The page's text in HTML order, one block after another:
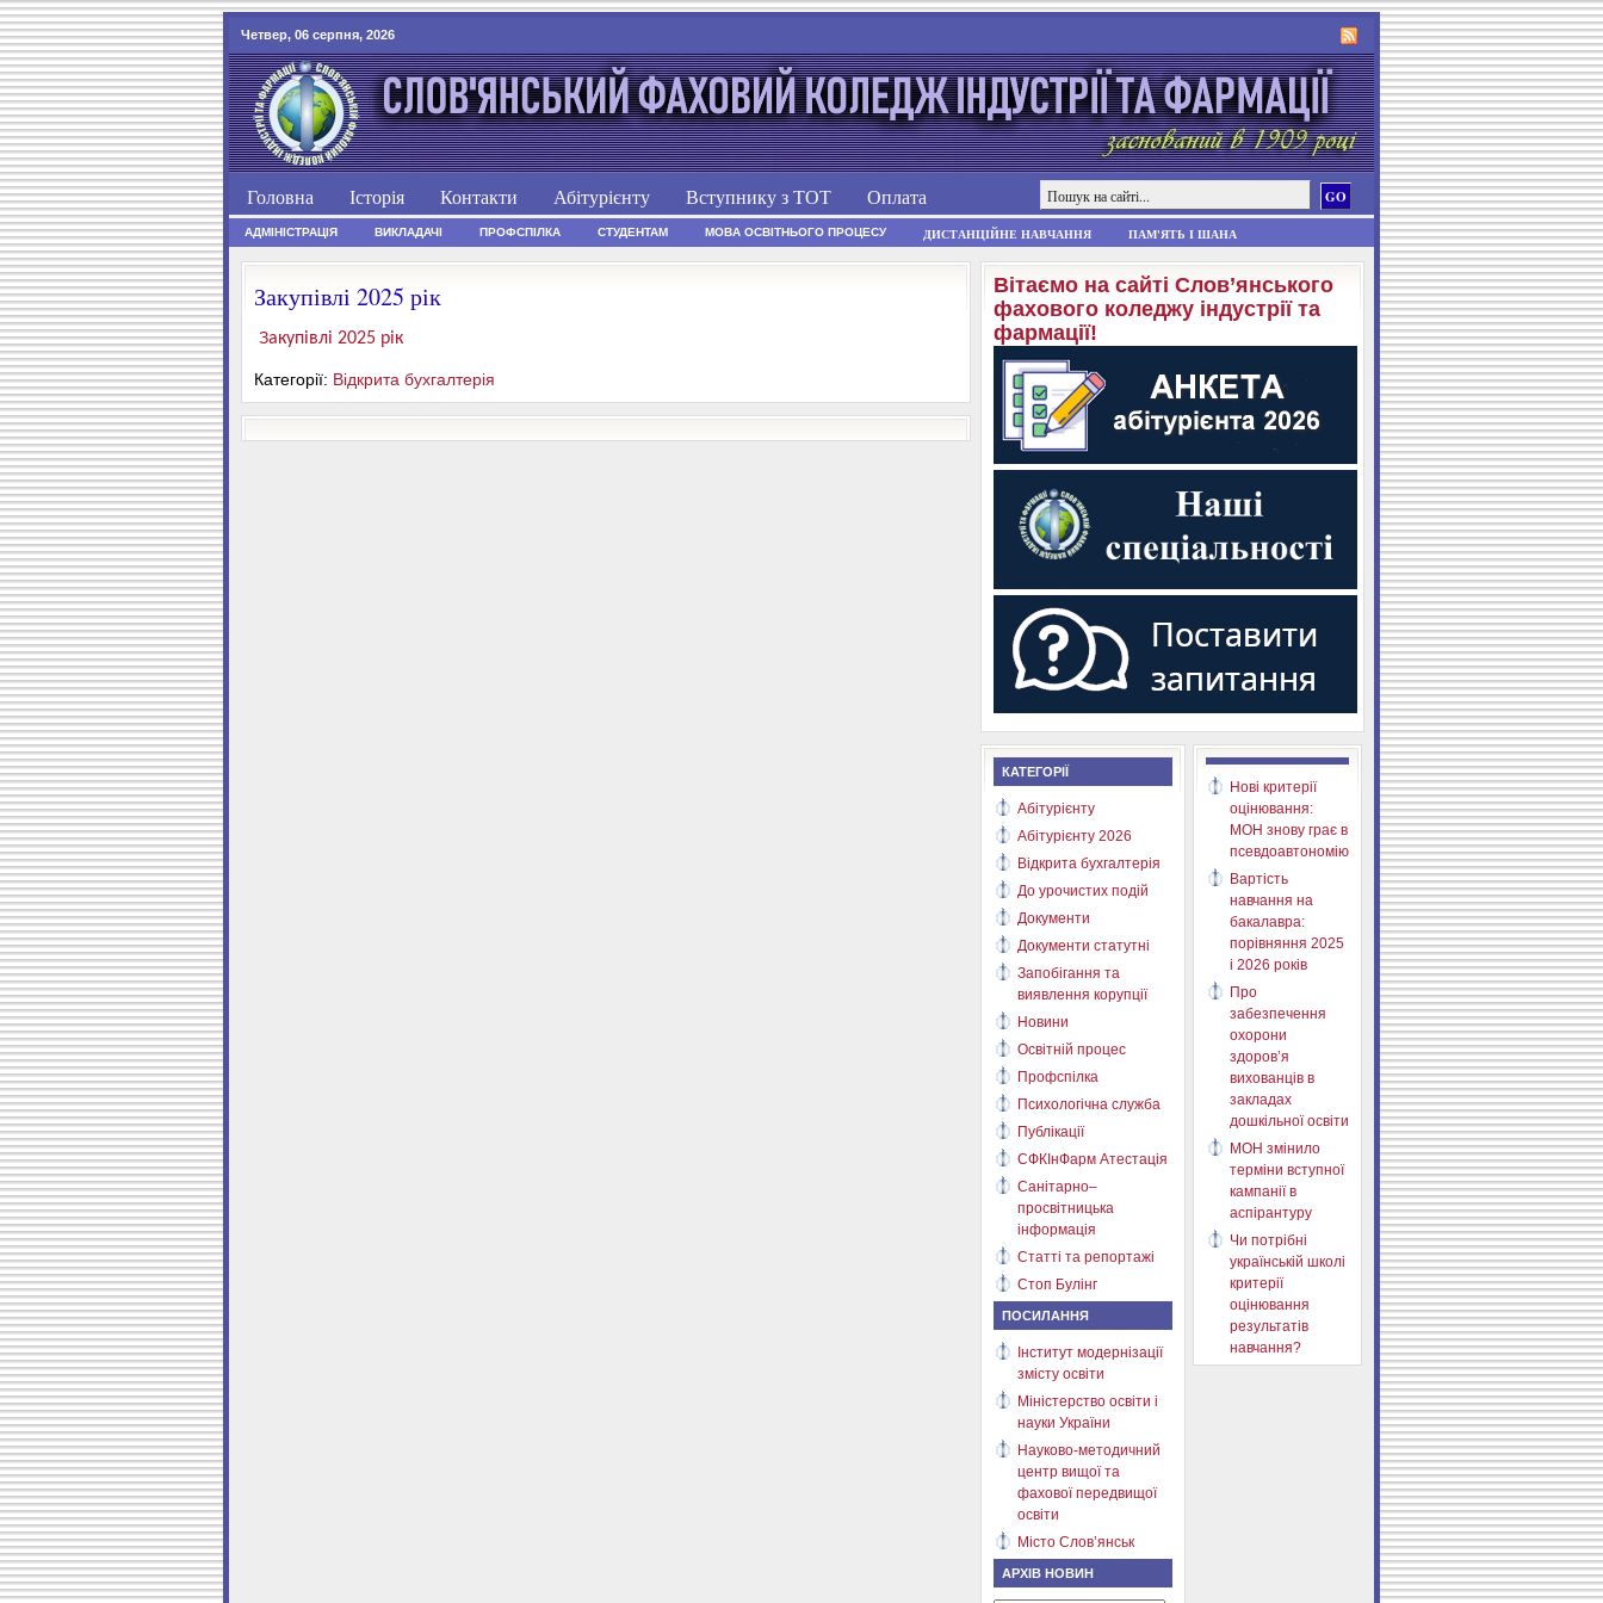
Четвер, 06 серпня, 2026
Головна Історія Контакти Абітурієнту Вступнику з ТОТ Оплата
АДМІНІСТРАЦІЯ ВИКЛАДАЧІ ПРОФСПІЛКА СТУДЕНТАМ МОВА ОСВІТНЬОГО ПРОЦЕСУ ДИСТАНЦІЙНЕ НАВЧАННЯ ПАМ'ЯТЬ І ШАНА
Закупівлі 2025 рік
Закупівлі 2025 рік
Категорії: Відкрита бухгалтерія
Вітаємо на сайті Слов’янського
фахового коледжу індустрії та
фармації!
КАТЕГОРІЇ
Абітурієнту
Абітурієнту 2026
Відкрита бухгалтерія
До урочистих подій
Документи
Документи статутні
Запобігання та
виявлення корупції
Новини
Освітній процес
Профспілка
Психологічна служба
Публікації
СФКІнФарм Атестація
Санітарно–
просвітницька
інформація
Статті та репортажі
Стоп Булінг
ПОСИЛАННЯ
Інститут модернізації
змісту освіти
Міністерство освіти і
науки України
Науково-методичний
центр вищої та
фахової передвищої
освіти
Місто Слов’янськ
АРХІВ НОВИН
Нові критерії
оцінювання:
МОН знову грає в
псевдоавтономію
Вартість
навчання на
бакалавра:
порівняння 2025
і 2026 років
Про
забезпечення
охорони
здоров’я
вихованців в
закладах
дошкільної освіти
МОН змінило
терміни вступної
кампанії в
аспірантуру
Чи потрібні
українській школі
критерії
оцінювання
результатів
навчання?